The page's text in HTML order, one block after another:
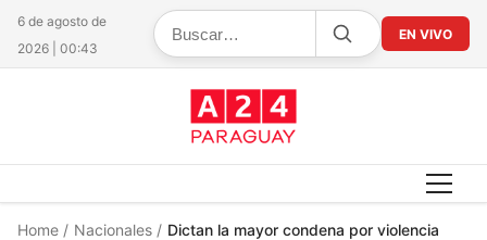
6 de agosto de
2026 | 00:43
EN VIVO
Home / Nacionales / Dictan la mayor condena por violencia